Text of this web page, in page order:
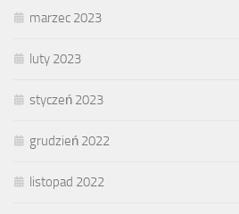
marzec 2023
luty 2023
styczeń 2023
grudzień 2022
listopad 2022